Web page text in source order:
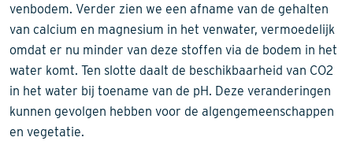
venbodem. Verder zien we een afname van de gehalten
van calcium en magnesium in het venwater, vermoedelijk
omdat er nu minder van deze stoffen via de bodem in het
water komt. Ten slotte daalt de beschikbaarheid van CO2
in het water bij toename van de pH. Deze veranderingen
kunnen gevolgen hebben voor de algengemeenschappen
en vegetatie.